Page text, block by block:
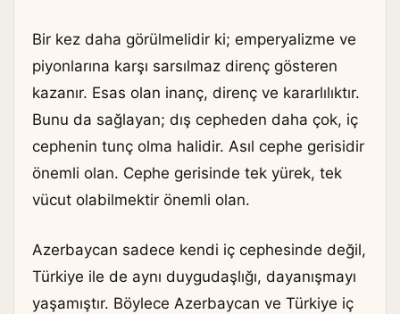
Bir kez daha görülmelidir ki; emperyalizme ve
piyonlarına karşı sarsılmaz direnç gösteren
kazanır. Esas olan inanç, direnç ve kararlılıktır.
Bunu da sağlayan; dış cepheden daha çok, iç
cephenin tunç olma halidir. Asıl cephe gerisidir
önemli olan. Cephe gerisinde tek yürek, tek
vücut olabilmektir önemli olan.
Azerbaycan sadece kendi iç cephesinde değil,
Türkiye ile de aynı duygudaşlığı, dayanışmayı
yaşamıştır. Böylece Azerbaycan ve Türkiye iç